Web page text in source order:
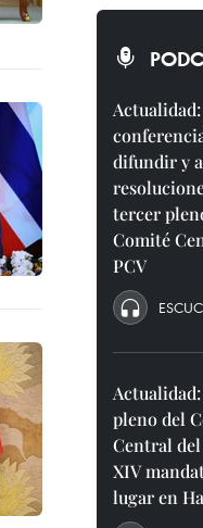
difundir y
tercer
Comité
PCV
pleno del
Central del
XIV
lugar en